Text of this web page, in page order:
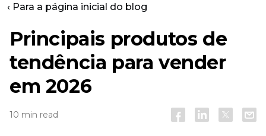
‹ Para a página inicial do blog
Principais produtos de
tendência para vender
em 2026
10 min read